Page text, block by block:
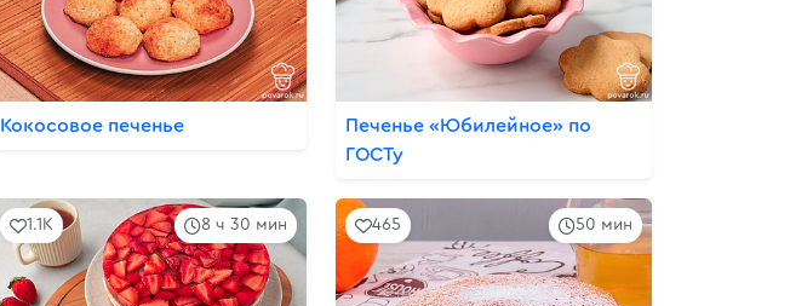
Кокосовое печенье
Печенье «Юбилейное» по
ГОСТу
8 ч 30 мин
1.1K 50 мин
465